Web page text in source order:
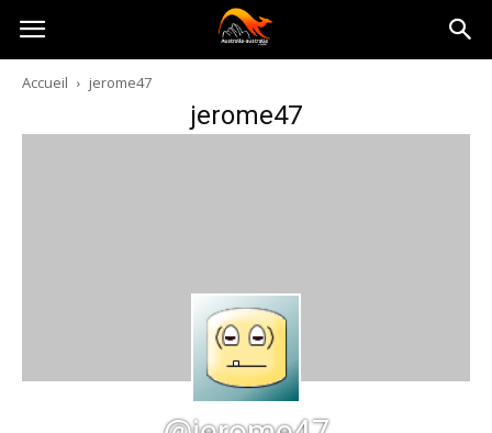
Australia-
australie.com
Accueil jerome47
jerome47